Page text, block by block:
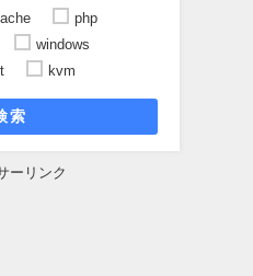
php
windows
kvm
索
ーリンク